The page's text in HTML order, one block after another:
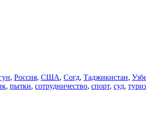
, Россия, США, Согд, Таджикистан,
, пытки, сотрудничество, спорт, суд,